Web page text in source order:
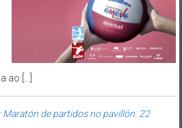
ao […]
Maratón de partidos no pavillón. 22